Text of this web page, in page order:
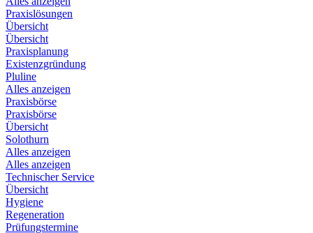
Praxislösungen
Übersicht
Übersicht
Praxisplanung
Existenzgründung
Pluline
Alles anzeigen
Praxisbörse
Praxisbörse
Übersicht
Solothurn
Alles anzeigen
Alles anzeigen
Technischer Service
Übersicht
Hygiene
Regeneration
Prüfungstermine